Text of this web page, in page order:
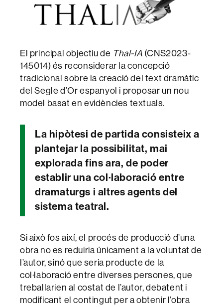
El principal objectiu de Thal-IA (CNS2023-
145014) és reconsiderar la concepció
tradicional sobre la creació del text dramàtic
del Segle d’Or espanyol i proposar un nou
model basat en evidències textuals.
La hipòtesi de partida consisteix a
plantejar la possibilitat, mai
explorada fins ara, de poder
establir una col·laboració entre
dramaturgs i altres agents del
sistema teatral.
Si això fos així, el procés de producció d’una
obra no es reduiria únicament a la voluntat de
l’autor, sinó que seria producte de la
col·laboració entre diverses persones, que
treballarien al costat de l’autor, debatent i
modificant el contingut per a obtenir l’obra